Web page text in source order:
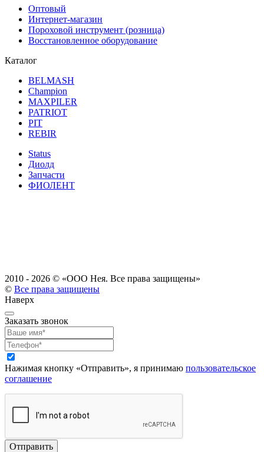
Оптовый
Интернет-магазин
Пороховой инструмент (розница)
Восстановленное оборудование
Каталог
BELMASH
Champion
MAXPILER
PATRIOT
PIT
REBIR
Status
Диолд
Запчасти
ФИОЛЕНТ
2010 - 2026 © «ООО Нея. Все права защищены»
© Все права защищены
Наверх
Заказать звонок
Нажимая кнопку «Отправить», я принимаю пользовательское
соглашение